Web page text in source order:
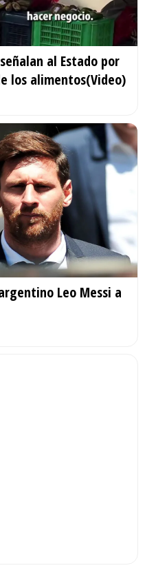
al Estado por
los alimentos(Video)
Leo Messi a